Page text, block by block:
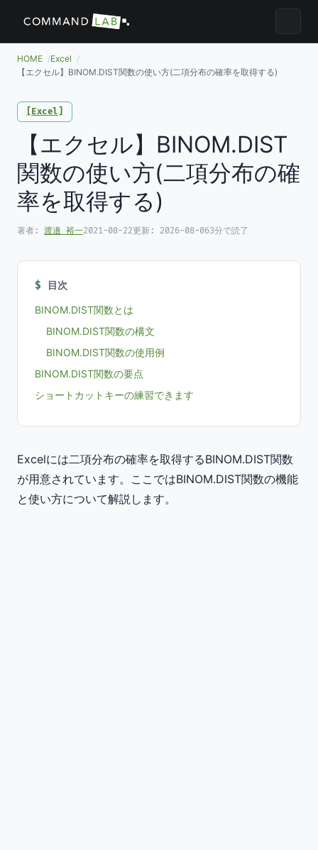
メニュ
HOME
Excel
【エクセル】BINOM.DIST関数の使い方(二項分布の確率を取得する)
Excel
【エクセル】BINOM.DIST
関数の使い方(二項分布の確
率を取得する)
著者: 渡邉 裕一2021-08-22更新: 2026-08-063分で読了
目次
BINOM.DIST関数とは
BINOM.DIST関数の構文
BINOM.DIST関数の使用例
BINOM.DIST関数の要点
ショートカットキーの練習できます
Excelには二項分布の確率を取得するBINOM.DIST関数
が用意されています。ここではBINOM.DIST関数の機能
と使い方について解説します。